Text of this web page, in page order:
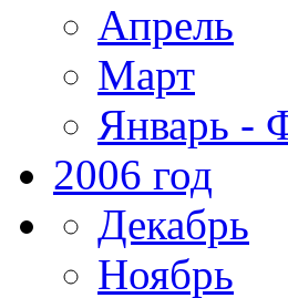
Апрель
Март
Январь -
2006 год
Декабрь
Ноябрь